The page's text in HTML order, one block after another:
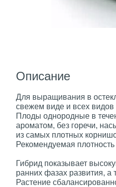
Описание
Для выращивания в
свежем виде и всех видов
Плоды однородные в
ароматом, без горечи,
из самых плотных
Рекомендуемая
Гибрид показывает
ранних фазах развития,
Растение